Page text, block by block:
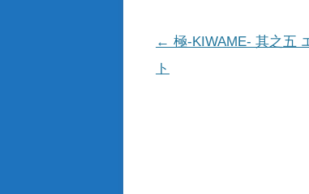
投
稿
← 極-KIWAME- 其之五
ト